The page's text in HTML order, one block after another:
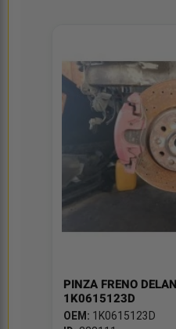
PINZA FRENO
1K0615123D
OEM: 1K0615123D